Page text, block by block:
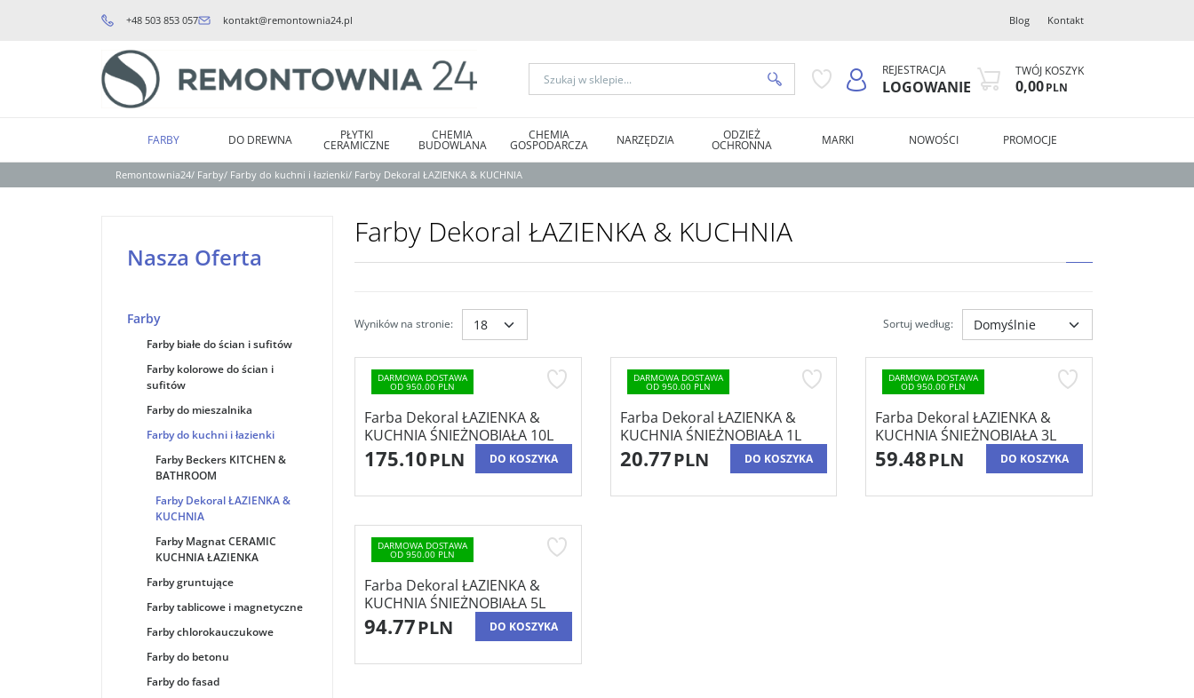
+48 503 853 057 kontakt@remontownia24.pl Blog Kontakt
REJESTRACJA
LOGOWANIE
TWÓJ KOSZYK
0,00PLN
FARBY DO DREWNA PŁYTKI
CERAMICZNE
CHEMIA
BUDOWLANA
CHEMIA
GOSPODARCZA NARZĘDZIA ODZIEŻ
OCHRONNA MARKI NOWOŚCI PROMOCJE
Remontownia24/ Farby/ Farby do kuchni i łazienki/ Farby Dekoral ŁAZIENKA & KUCHNIA
Farby Dekoral ŁAZIENKA & KUCHNIA
Wyników na stronie: Sortuj według:
DARMOWA DOSTAWA
OD 950.00 PLN
Farba Dekoral ŁAZIENKA &
KUCHNIA ŚNIEŻNOBIAŁA 10L
175.10PLN DO KOSZYKA
DARMOWA DOSTAWA
OD 950.00 PLN
Farba Dekoral ŁAZIENKA &
KUCHNIA ŚNIEŻNOBIAŁA 1L
20.77PLN DO KOSZYKA
DARMOWA DOSTAWA
OD 950.00 PLN
Farba Dekoral ŁAZIENKA &
KUCHNIA ŚNIEŻNOBIAŁA 3L
59.48PLN DO KOSZYKA
DARMOWA DOSTAWA
OD 950.00 PLN
Farba Dekoral ŁAZIENKA &
KUCHNIA ŚNIEŻNOBIAŁA 5L
94.77PLN DO KOSZYKA
Nasza Oferta
Farby
Farby białe do ścian i sufitów
Farby kolorowe do ścian i
sufitów
Farby do mieszalnika
Farby do kuchni i łazienki
Farby Beckers KITCHEN &
BATHROOM
Farby Dekoral ŁAZIENKA &
KUCHNIA
Farby Magnat CERAMIC
KUCHNIA ŁAZIENKA
Farby gruntujące
Farby tablicowe i magnetyczne
Farby chlorokauczukowe
Farby do betonu
Farby do fasad